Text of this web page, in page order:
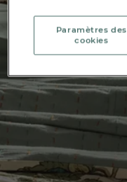
Paramètres des
cookies